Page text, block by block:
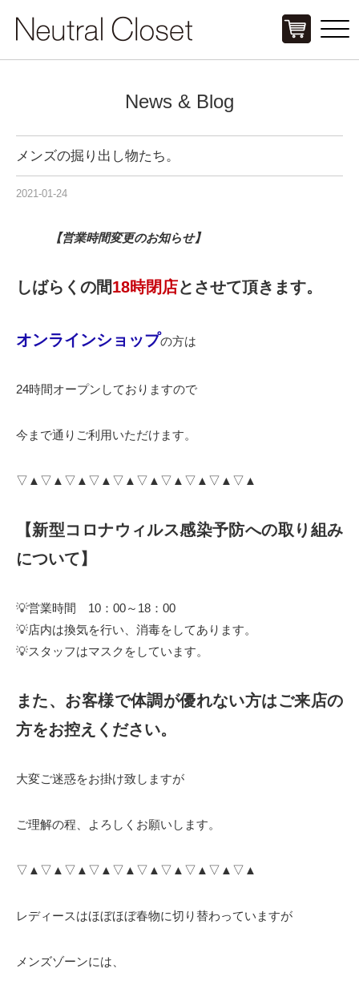
Click
News & Blog
メンズの掘り出し物たち。
2021-01-24
【営業時間変更のお知らせ】
しばらくの間18時閉店とさせて頂きます。
オンラインショップの方は
24時間オープンしておりますので
今まで通りご利用いただけます。
▽▲▽▲▽▲▽▲▽▲▽▲▽▲▽▲▽▲▽▲
【新型コロナウィルス感染予防への取り組み
について】
💡営業時間 10：00～18：00
💡店内は換気を行い、消毒をしてあります。
💡スタッフはマスクをしています。
また、お客様で体調が優れない方はご来店の
方をお控えください。
大変ご迷惑をお掛け致しますが
ご理解の程、よろしくお願いします。
▽▲▽▲▽▲▽▲▽▲▽▲▽▲▽▲▽▲▽▲
レディースはほぼほぼ春物に切り替わっていますが
メンズゾーンには、